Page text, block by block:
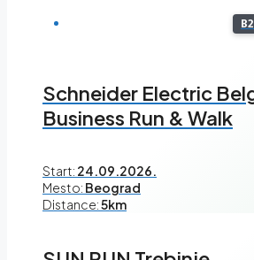
Schneider Electric
Business Run & Walk
Start: 24.09.2026.
Mesto: Beograd
Distance:5km